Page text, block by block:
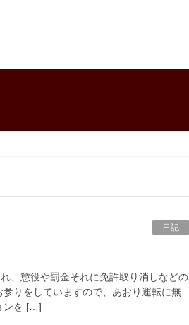
日記
、懲役や罰金それに免許取り消しなどの
りをしていますので、あおり運転に無
ンを […]